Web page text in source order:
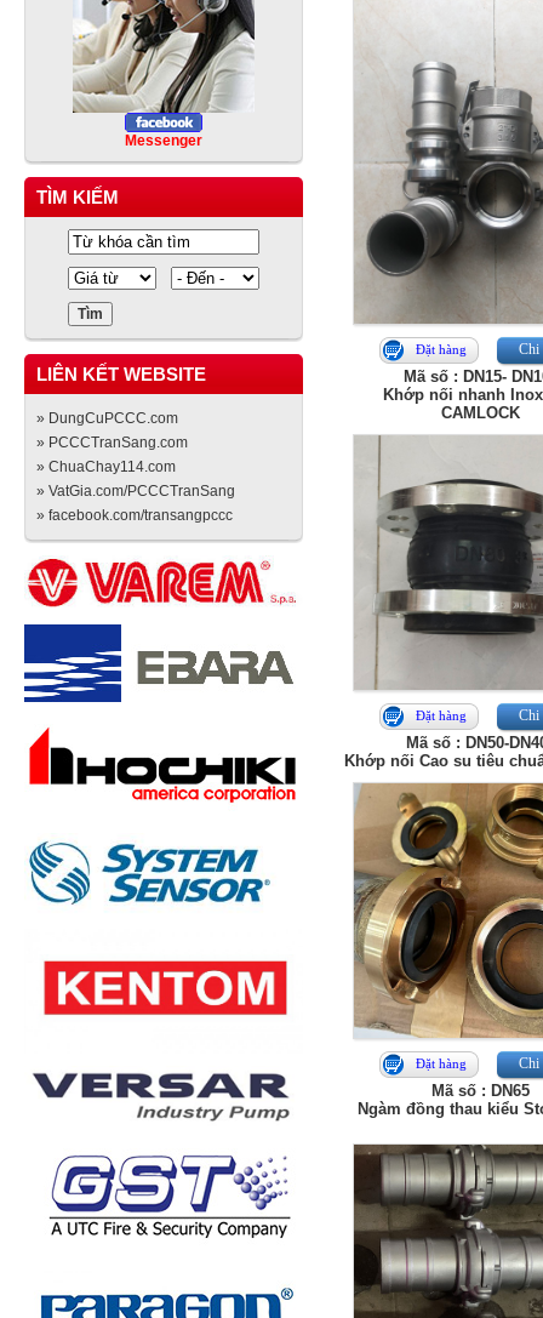
Messenger
TÌM KIẾM
LIÊN KẾT WEBSITE
» DungCuPCCC.com
» PCCCTranSang.com
» ChuaChay114.com
» VatGia.com/PCCCTranSang
» facebook.com/transangpccc
Đặt hàng Chi
Mã số : DN15-
Khớp nối nhanh
CAMLOCK
Đặt hàng Chi
Mã số : DN50-
Khớp nối Cao su tiêu
Đặt hàng Chi
Mã số : DN65
Ngàm đồng thau kiểu